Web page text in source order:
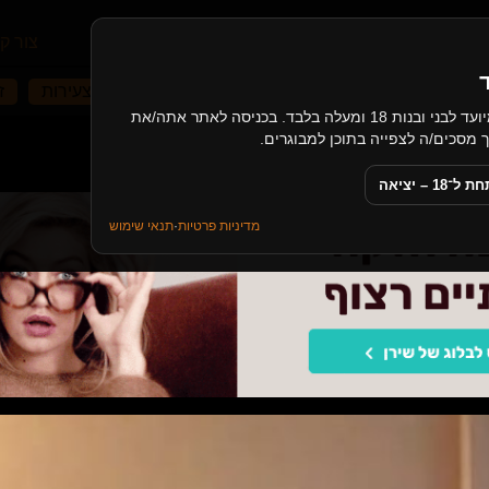
האתר כולל תכנים בעלי אופי מיני, ומיועד לבני ובנות 18 ומעלה בלבד. בכניסה לאתר אתה/את
– יציאה
מדיניות פרטיות·תנאי שימוש
ארוטי
- משולש קטלני